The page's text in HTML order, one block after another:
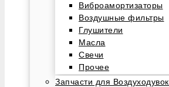
Виброамортизаторы
Воздушные фильтры
Глушители
Масла
Свечи
Прочее
Запчасти для Воздуходувок